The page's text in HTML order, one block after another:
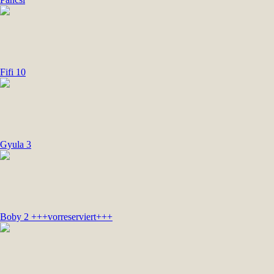
Fifi 10
Gyula 3
Boby 2 +++vorreserviert+++